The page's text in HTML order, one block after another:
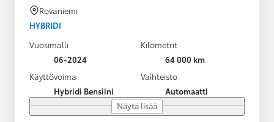
Rovaniemi
HYBRIDI
Vuosimalli
06-2024
Kilometrit
64 000 km
Käyttövoima
Hybridi Bensiini
Vaihteisto
Automaatti
Näytä lisää